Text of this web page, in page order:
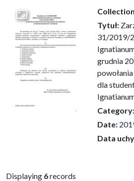
Go to the collection
Tytuł:
31/2019/
grudnia
dla
Category:
Date:
Data
Displaying 6records